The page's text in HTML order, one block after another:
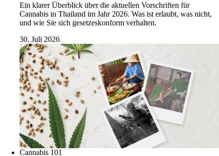
Ein klarer Überblick über die aktuellen Vorschriften für
Cannabis in Thailand im Jahr 2026. Was ist erlaubt, was nicht,
und wie Sie sich gesetzeskonform verhalten.
30. Juli 2026
Cannabis 101